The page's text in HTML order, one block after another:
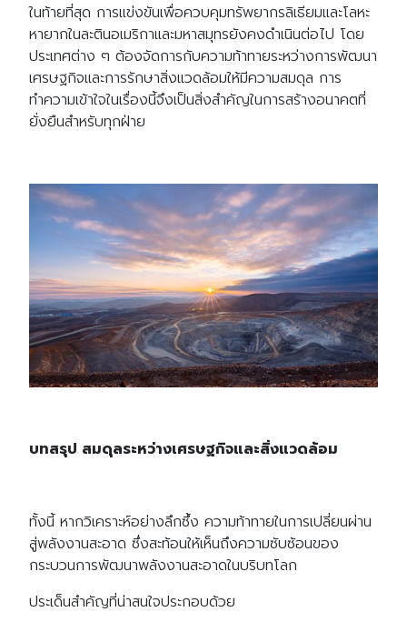
ในท้ายที่สุด การแข่งขันเพื่อควบคุมทรัพยากรลิเธียมและโลหะ
หายากในละตินอเมริกาและมหาสมุทรยังคงดำเนินต่อไป โดย
ประเทศต่าง ๆ ต้องจัดการกับความท้าทายระหว่างการพัฒนา
เศรษฐกิจและการรักษาสิ่งแวดล้อมให้มีความสมดุล การ
ทำความเข้าใจในเรื่องนี้จึงเป็นสิ่งสำคัญในการสร้างอนาคตที่
ยั่งยืนสำหรับทุกฝ่าย
บทสรุป สมดุลระหว่างเศรษฐกิจและสิ่งแวดล้อม
ทั้งนี้ หากวิเคราะห์อย่างลึกซึ้ง ความท้าทายในการเปลี่ยนผ่าน
สู่พลังงานสะอาด ซึ่งสะท้อนให้เห็นถึงความซับซ้อนของ
กระบวนการพัฒนาพลังงานสะอาดในบริบทโลก
ประเด็นสำคัญที่น่าสนใจประกอบด้วย